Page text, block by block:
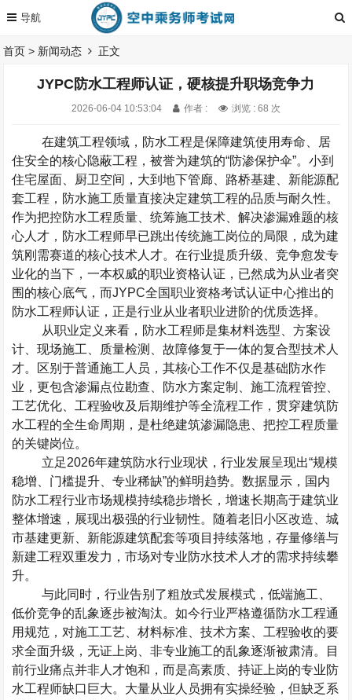
首页 > 新闻动态 正文
JYPC防水工程师认证，硬核提升职场竞争力
2026-06-04 10:53:04 作者 : 浏览 : 68 次
在建筑工程领域，防水工程是保障建筑使用寿命、居
住安全的核心隐蔽工程，被誉为建筑的“防渗保护伞”。小到
住宅屋面、厨卫空间，大到地下管廊、路桥基建、新能源配
套工程，防水施工质量直接决定建筑工程的品质与耐久性。
作为把控防水工程质量、统筹施工技术、解决渗漏难题的核
心人才，防水工程师早已跳出传统施工岗位的局限，成为建
筑刚需赛道的核心技术人才。在行业提质升级、竞争愈发专
业化的当下，一本权威的职业资格认证，已然成为从业者突
围的核心底气，而JYPC全国职业资格考试认证中心推出的
防水工程师认证，正是行业从业者职业进阶的优质选择。
从职业定义来看，防水工程师是集材料选型、方案设
计、现场施工、质量检测、故障修复于一体的复合型技术人
才。区别于普通施工人员，其核心工作不仅是基础防水作
业，更包含渗漏点位勘查、防水方案定制、施工流程管控、
工艺优化、工程验收及后期维护等全流程工作，贯穿建筑防
水工程的全生命周期，是杜绝建筑渗漏隐患、把控工程质量
的关键岗位。
立足2026年建筑防水行业现状，行业发展呈现出“规模
稳增、门槛提升、专业稀缺”的鲜明趋势。数据显示，国内
防水工程行业市场规模持续稳步增长，增速长期高于建筑业
整体增速，展现出极强的行业韧性。随着老旧小区改造、城
市基建更新、新能源建筑配套等项目持续落地，存量修缮与
新建工程双重发力，市场对专业防水技术人才的需求持续攀
升。
与此同时，行业告别了粗放式发展模式，低端施工、
低价竞争的乱象逐步被淘汰。如今行业严格遵循防水工程通
用规范，对施工工艺、材料标准、技术方案、工程验收的要
求全面升级，无证上岗、非专业施工的乱象逐渐被肃清。目
前行业痛点并非人才饱和，而是高素质、持证上岗的专业防
水工程师缺口巨大。大量从业人员拥有实操经验，但缺乏系